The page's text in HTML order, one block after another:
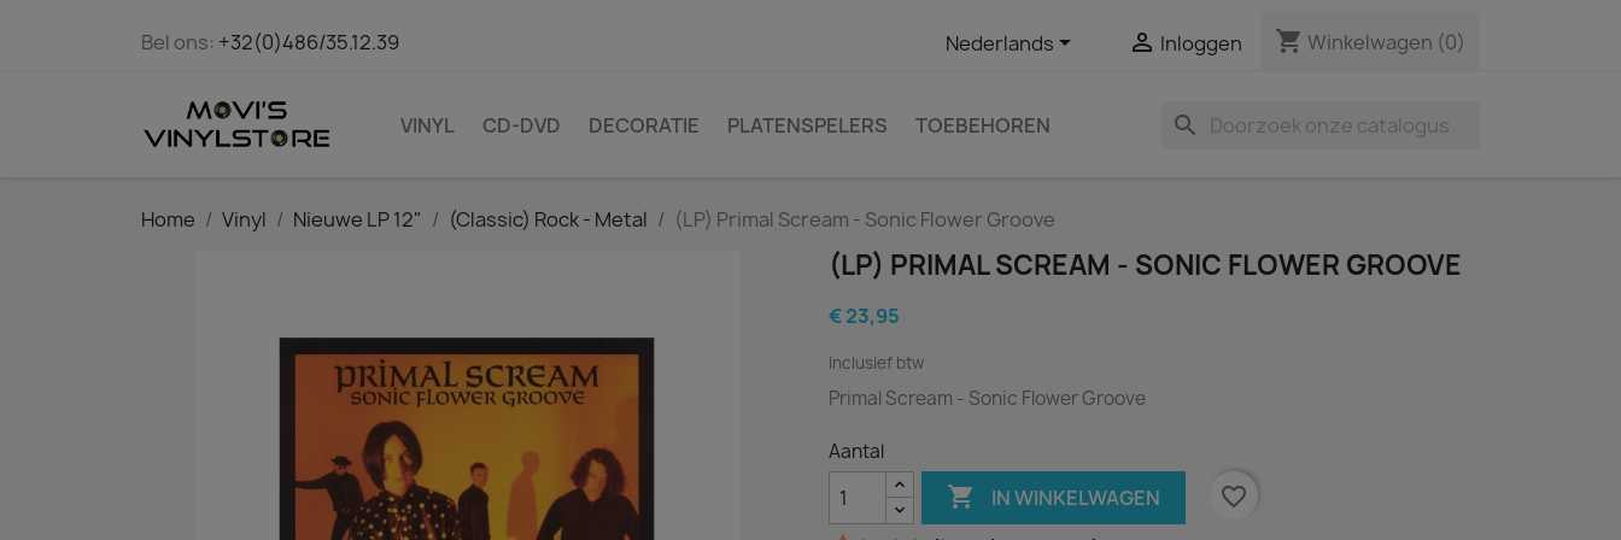
Bel ons: +32(0)486/35.12.39 Nederlands  Inloggen shopping_cart Winkelwagen (0)
VINYL CD-DVD DECORATIE PLATENSPELERS TOEBEHOREN search
Home Vinyl Nieuwe LP 12" (Classic) Rock - Metal (LP) Primal Scream - Sonic Flower Groove
(LP) PRIMAL SCREAM - SONIC FLOWER GROOVE
€ 23,95
Inclusief btw
Primal Scream - Sonic Flower Groove
Aantal
 IN WINKELWAGEN
favorite_border